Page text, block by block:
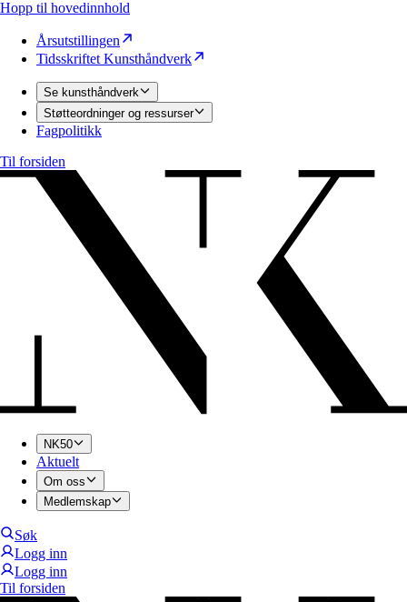
Hopp til hovedinnhold
Årsutstillingen
Tidsskriftet Kunsthåndverk
Se kunsthåndverk
Støtteordninger og ressurser
Fagpolitikk
Til forsiden
NK50
Aktuelt
Om oss
Medlemskap
Søk
Logg inn
Logg inn
Til forsiden